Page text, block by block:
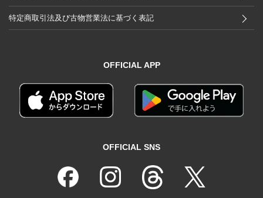
特定商取引法及び古物営業法に基づく表記
OFFICIAL APP
OFFICIAL SNS